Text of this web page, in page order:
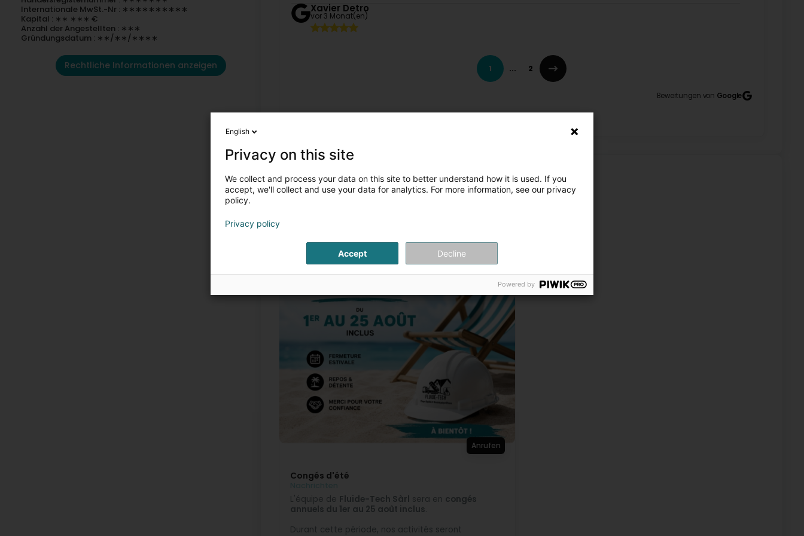
Internationale MwSt.-Nr : ∗∗∗∗∗∗∗∗∗∗
Kapital : ∗∗ ∗∗∗ €
Anzahl der Angestellten : ∗∗∗
Gründungsdatum : ∗∗/∗∗/∗∗∗∗
Rechtliche Informationen anzeigen
Xavier Detro
vor 3 Monat(en)
Excellent service and quality at a fair price. What more could you ask for?
1 ... 2
Bewertungen von Google
Veranstaltungen !
Anrufen
Congés d'été
L'équipe de Fluide-Tech Sàrl sera en congés
annuels du 1er au 25 août inclus
Durant cette période, nos activités seront
English
Privacy on this site
We collect and process your data on this site to better understand how it is used. If you
accept, we'll collect and use your data for analytics. For more information, see our privacy
policy.
Privacy policy
Accept Decline
Powered by